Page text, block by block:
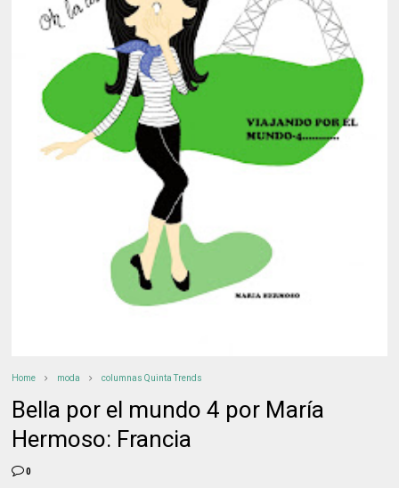
Home moda columnas Quinta Trends
Bella por el mundo 4 por María
Hermoso: Francia
0